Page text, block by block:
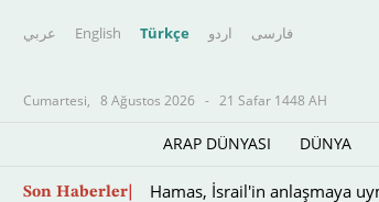
عربي English Türkçe اردو فارسى
Cumartesi, 8 Ağustos 2026 - 21 Safar 1448 AH
ARAP DÜNYASI DÜNYA
Son Haberler ABD, Küba'ya yeni lider arıyor